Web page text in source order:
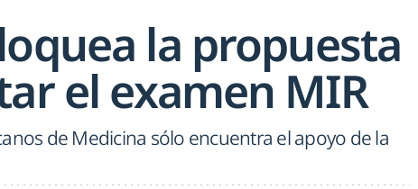
la propuesta
el examen MIR
de Medicina sólo encuentra el apoyo de la